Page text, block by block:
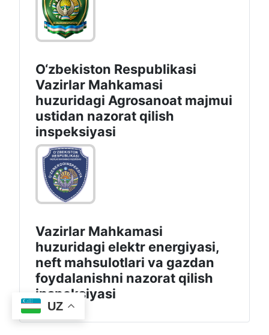
UZ
O‘zbekiston Respublikasi
Vazirlar Mahkamasi
huzuridagi Agrosanoat majmui
ustidan nazorat qilish
inspeksiyasi
Vazirlar Mahkamasi
huzuridagi elektr energiyasi,
neft mahsulotlari va gazdan
foydalanishni nazorat qilish
inspeksiyasi